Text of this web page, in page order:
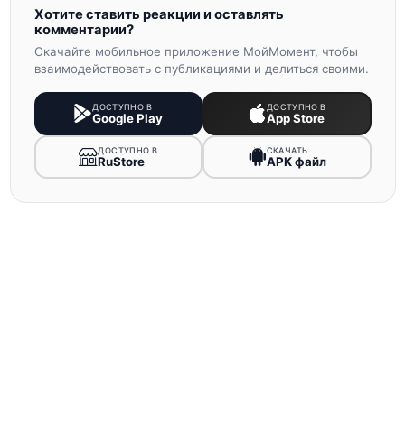
Хотите ставить реакции и оставлять
комментарии?
Скачайте мобильное приложение МойМомент, чтобы
взаимодействовать с публикациями и делиться своими.
ДОСТУПНО В
Google Play
ДОСТУПНО В
App Store
ДОСТУПНО В
RuStore
СКАЧАТЬ
APK файл